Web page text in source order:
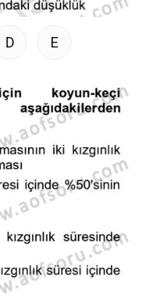
D E